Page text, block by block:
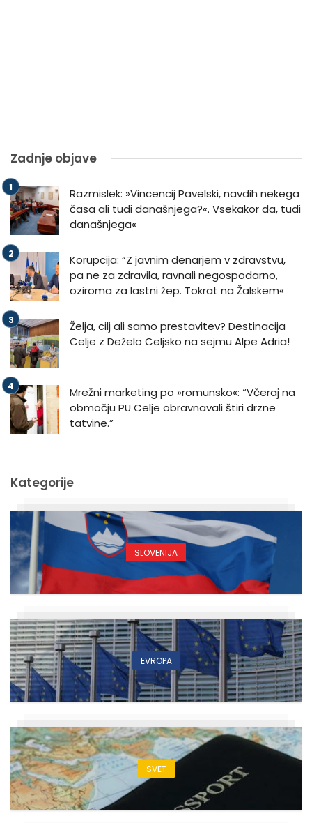
Zadnje objave
Razmislek: »Vincencij Pavelski, navdih nekega
časa ali tudi današnjega?«. Vsekakor da, tudi
današnjega«
Korupcija: “Z javnim denarjem v zdravstvu,
pa ne za zdravila, ravnali negospodarno,
oziroma za lastni žep. Tokrat na Žalskem«
Želja, cilj ali samo prestavitev? Destinacija
Celje z Deželo Celjsko na sejmu Alpe Adria!
Mrežni marketing po »romunsko«: “Včeraj na
območju PU Celje obravnavali štiri drzne
tatvine.”
Kategorije
SLOVENIJA
EVROPA
SVET